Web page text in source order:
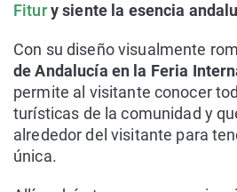
Fitur y siente la esencia
Con su diseño visualmente
de Andalucía en la Feria
permite al visitante conocer
turísticas de la comunidad y
alrededor del visitante para
única.